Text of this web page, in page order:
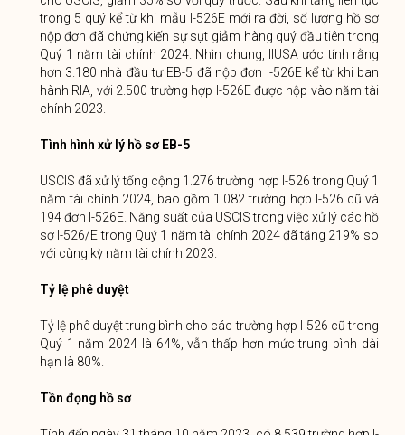
trong 5 quý kể từ khi mẫu I-526E mới ra đời, số lượng hồ sơ
nộp đơn đã chứng kiến ​​sự sụt giảm hàng quý đầu tiên trong
Quý 1 năm tài chính 2024. Nhìn chung, IIUSA ước tính rằng
hơn 3.180 nhà đầu tư EB-5 đã nộp đơn I-526E kể từ khi ban
hành RIA, với 2.500 trường hợp I-526E được nộp vào năm tài
chính 2023.
Tình hình xử lý hồ sơ EB-5
USCIS đã xử lý tổng cộng 1.276 trường hợp I-526 trong Quý 1
năm tài chính 2024, bao gồm 1.082 trường hợp I-526 cũ và
194 đơn I-526E. Năng suất của USCIS trong việc xử lý các hồ
sơ I-526/E trong Quý 1 năm tài chính 2024 đã tăng 219% so
với cùng kỳ năm tài chính 2023.
Tỷ lệ phê duyệt
Tỷ lệ phê duyệt trung bình cho các trường hợp I-526 cũ trong
Quý 1 năm 2024 là 64%, vẫn thấp hơn mức trung bình dài
hạn là 80%.
Tồn đọng hồ sơ